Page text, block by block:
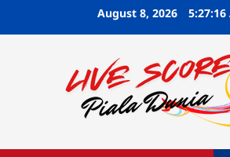
August 8, 2026 5:27:17